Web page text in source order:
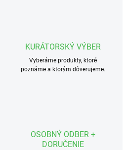
KURÁTORSKÝ VÝBER
Vyberáme produkty, ktoré
poznáme a ktorým dôverujeme.
OSOBNÝ ODBER +
DORUČENIE